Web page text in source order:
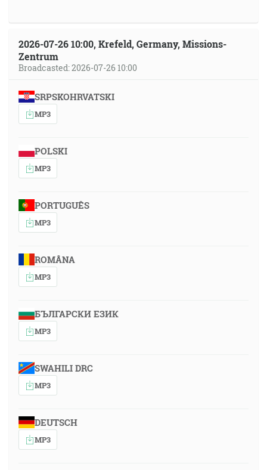
2026-07-26 10:00, Krefeld, Germany, Missions-
Zentrum
Broadcasted: 2026-07-26 10:00
SRPSKOHRVATSKI
MP3
POLSKI
MP3
PORTUGUÊS
MP3
ROMÂNA
MP3
БЪЛГАРСКИ ЕЗИК
MP3
SWAHILI DRC
MP3
DEUTSCH
MP3